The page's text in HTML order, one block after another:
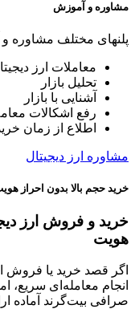
مشاوره و آموزش
پلنهای مختلف مشاوره
معاملات ارز
تحلیل بازار
آشنایی با بازار
رفع اشکالات
اطلاع از زمان
مشاوره ارز دیجیتال
خرید حجم بالا بدون احراز
خرید و فروش ارز
هویت
اگر قصد خرید یا فروش
انجام معامله‌ای سریع،
صرافی بیت‌گرند آماده